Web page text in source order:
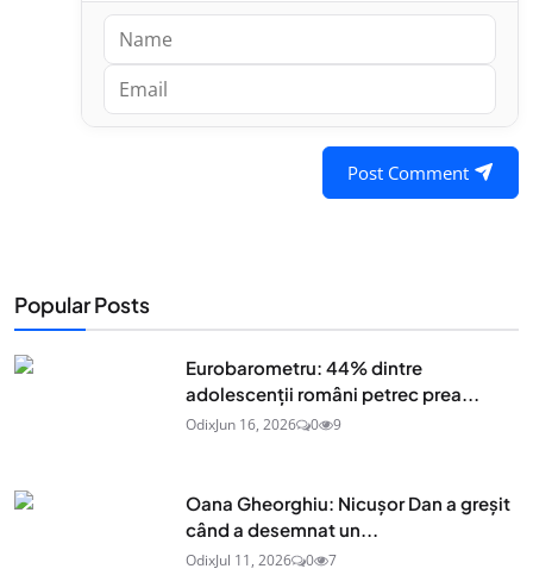
Post Comment
Popular Posts
Eurobarometru: 44% dintre
adolescenţii români petrec prea...
OdixJun 16, 2026 0 9
Oana Gheorghiu: Nicușor Dan a greșit
când a desemnat un...
OdixJul 11, 2026 0 7